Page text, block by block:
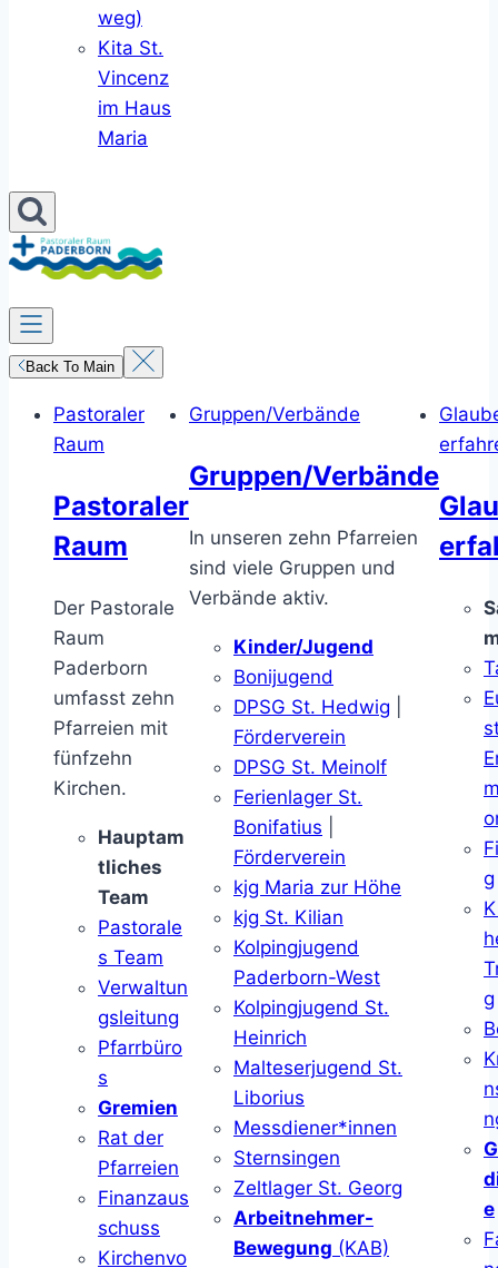
weg)
Kita St.
Vincenz
im Haus
Maria
Back To Main
Pastoraler
Raum
Pastoraler
Raum
Der Pastorale
Raum
Paderborn
umfasst zehn
Pfarreien mit
fünfzehn
Kirchen.
Hauptam
tliches
Team
Pastorale
s Team
Verwaltun
gsleitung
Pfarrbüro
s
Gremien
Rat der
Pfarreien
Finanzaus
schuss
Kirchenvo
Gruppen/Verbände
Gruppen/Verbände
In unseren zehn Pfarreien
sind viele Gruppen und
Verbände aktiv.
Kinder/Jugend
Bonijugend
DPSG St. Hedwig
Förderverein
DPSG St. Meinolf
Ferienlager St.
Bonifatius
Förderverein
kjg Maria zur Höhe
kjg St. Kilian
Kolpingjugend
Paderborn-West
Kolpingjugend St.
Heinrich
Malteserjugend St.
Liborius
Messdiener*innen
Sternsingen
Zeltlager St. Georg
Arbeitnehmer-
Bewegung (KAB)
g
g
e